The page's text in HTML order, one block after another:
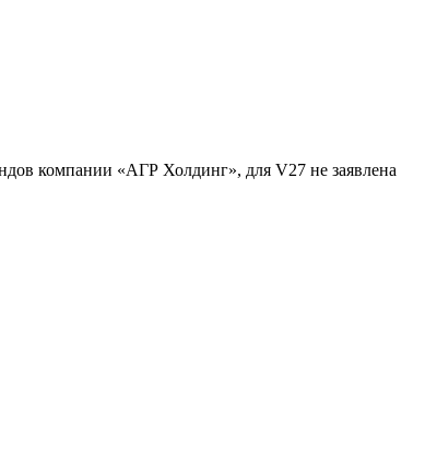
компании «АГР Холдинг», для V27 не заявлена